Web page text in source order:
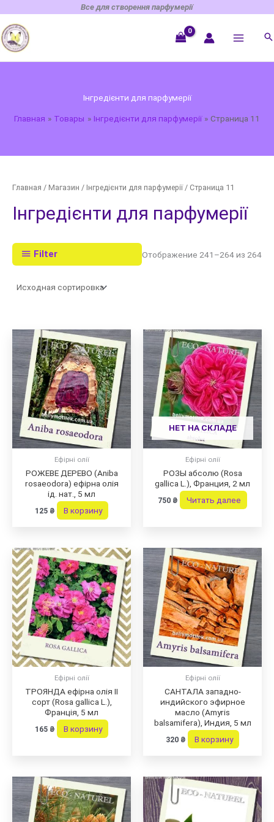
содержимому
Все для створення парфумерії
Інгредієнти для парфумерії
Главная Товары Інгредієнти для парфумерії Страница 11
Главная / Магазин / Інгредієнти для парфумерії/ Страница 11
Інгредієнти для парфумерії
Filter Отображение 241–264 из 264
Ефірні олії
РОЖЕВЕ ДЕРЕВО (Aniba
rosaeodora) ефірна олія
ід. нат., 5 мл
125 ₴ В корзину
НЕТ НА СКЛАДЕ
Ефірні олії
РОЗЫ абсолю (Rosa
gallica L.), Франция, 2 мл
750 ₴ Читать далее
Ефірні олії
ТРОЯНДА ефірна олія II
сорт (Rosa gallica L.),
Франція, 5 мл
165 ₴ В корзину
Ефірні олії
САНТАЛА западно-
индийского эфирное
масло (Amyris
balsamifera), Индия, 5 мл
320 ₴ В корзину